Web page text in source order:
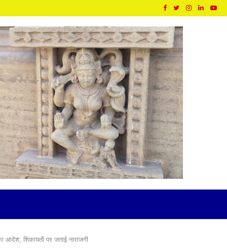
आदेश, शिकायतों पर जताई नाराजगी